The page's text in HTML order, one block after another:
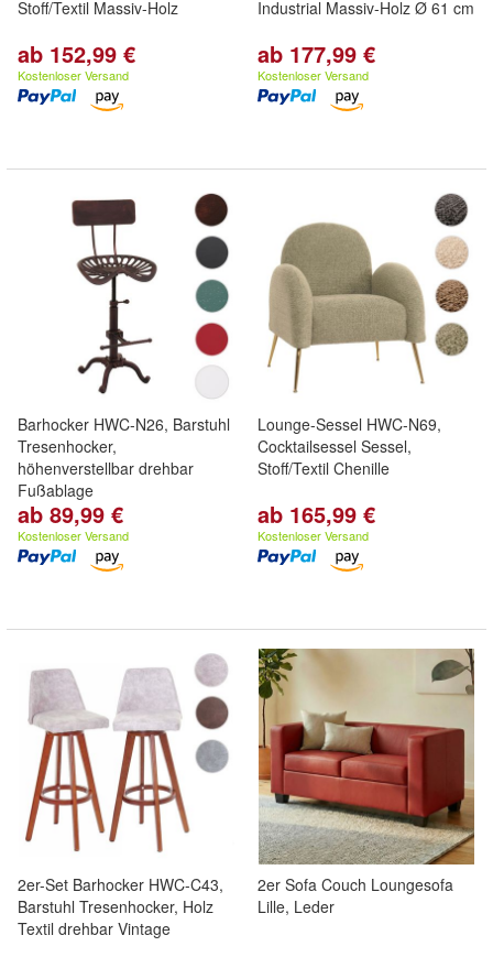
Stoff/Textil Massiv-Holz
ab 152,99 €
Kostenloser Versand
Industrial Massiv-Holz Ø 61 cm
ab 177,99 €
Kostenloser Versand
Barhocker HWC-N26, Barstuhl
Tresenhocker,
höhenverstellbar drehbar
Fußablage
ab 89,99 €
Kostenloser Versand
Lounge-Sessel HWC-N69,
Cocktailsessel Sessel,
Stoff/Textil Chenille
ab 165,99 €
Kostenloser Versand
2er-Set Barhocker HWC-C43,
Barstuhl Tresenhocker, Holz
Textil drehbar Vintage
2er Sofa Couch Loungesofa
Lille, Leder